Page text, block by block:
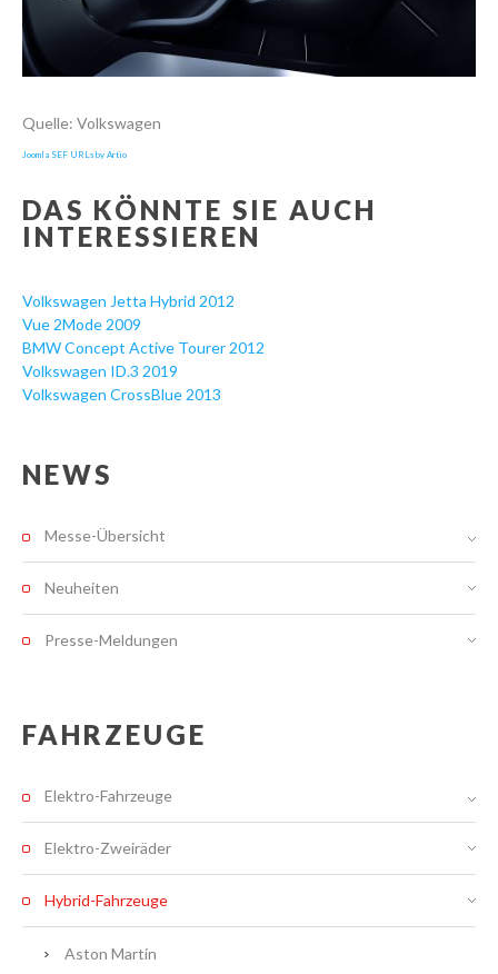
Quelle: Volkswagen
Joomla SEF URLs by Artio
DAS KÖNNTE SIE AUCH
INTERESSIEREN
Volkswagen Jetta Hybrid 2012
Vue 2Mode 2009
BMW Concept Active Tourer 2012
Volkswagen ID.3 2019
Volkswagen CrossBlue 2013
NEWS
Messe-Übersicht
Neuheiten
Presse-Meldungen
FAHRZEUGE
Elektro-Fahrzeuge
Elektro-Zweiräder
Hybrid-Fahrzeuge
Aston Martin